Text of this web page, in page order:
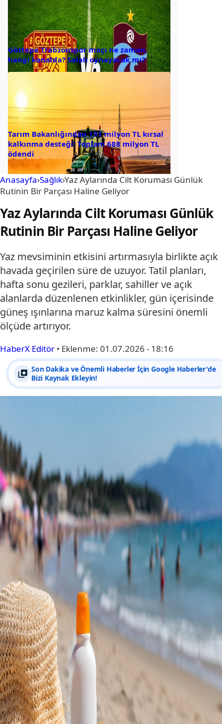
Göztepe Trabzonspor maçı ne zaman,
hangi kanalda? Salah oynayacak mı?
Tarım Bakanlığından 131 milyon TL kırsal
kalkınma desteği: Toplam 688 milyon TL
ödendi
Anasayfa›Sağlık›Yaz Aylarında Cilt Koruması Günlük
Rutinin Bir Parçası Haline Geliyor
Yaz Aylarında Cilt Koruması Günlük
Rutinin Bir Parçası Haline Geliyor
Yaz mevsiminin etkisini artırmasıyla birlikte açık
havada geçirilen süre de uzuyor. Tatil planları,
hafta sonu gezileri, parklar, sahiller ve açık
alanlarda düzenlenen etkinlikler, gün içerisinde
güneş ışınlarına maruz kalma süresini önemli
ölçüde artırıyor.
HaberX Editör • Eklenme: 01.07.2026 - 18:16
Son Dakika ve Önemli Haberler İçin Google Haberler'de
Bizi Kaynak Ekleyin!